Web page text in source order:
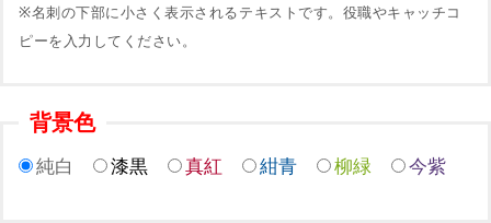
※名刺の下部に小さく表示されるテキストです。役職やキャッチコ
ピーを入力してください。
背景色
純白 漆黒 真紅 紺青 柳緑 今紫